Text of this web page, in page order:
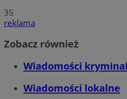
35
reklama
Zobacz również
Wiadomości
Wiadomości lokalne